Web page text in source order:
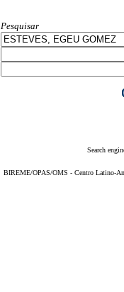
Pesquisar
Search
BIREME/OPAS/OMS - Centro Latino-